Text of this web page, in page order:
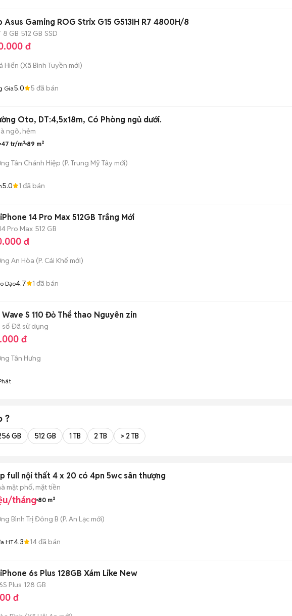
Asus Gaming ROG Strix G15 G513IH R7 4800H/8
8 GB 512 GB SSD
đ
Hiến (Xã Bình Tuyền mới)
Gia5.0 5 đã bán
Oto, DT:4,5x18m, Có Phòng ngủ dưới.
ngõ, hẻm
47 tr/m² 89 m²
Tân Chánh Hiệp (P. Trung Mỹ Tây mới)
5.0 1 đã bán
14 Pro Max 512GB Trắng Mới
Pro Max 512 GB
đ
An Hòa (P. Cái Khế mới)
Dạo4.7 1 đã bán
S 110 Đỏ Thể thao Nguyên zin
số Đã sử dụng
đ
Tân Hưng
?
GB 512 GB 1 TB 2 TB > 2 TB
full nội thất 4 x 20 có 4pn 5wc sân thượng
mặt phố, mặt tiền
tháng 80 m²
Bình Trị Đông B (P. An Lạc mới)
HT4.3 14đã bán
6s Plus 128GB Xám Like New
Plus 128 GB
đ